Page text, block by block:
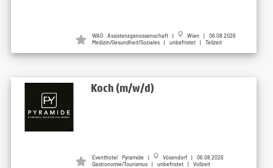
WAG Assistenzgenossenschaft |
Wien | 06.08.2026
Medizin/Gesundheit/Soziales | unbefristet | Teilzeit
Koch (m/w/d)
Eventhotel Pyramide |
Vösendorf | 06.08.2026
Gastronomie/Tourismus | unbefristet | Vollzeit